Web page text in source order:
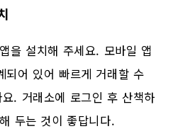
을 설치해 주세요. 모바일 앱
되어 있어 빠르게 거래할 수
. 거래소에 로그인 후 산책하
두는 것이 좋답니다.